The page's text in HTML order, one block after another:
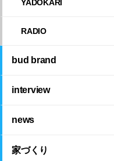
YADOKARI
RADIO
bud brand
interview
news
家づくり